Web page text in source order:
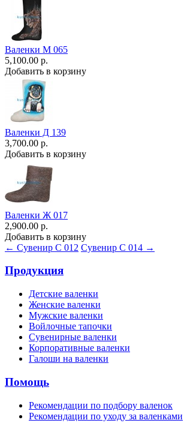
Валенки М 065
5,100.00 р.
Добавить в корзину
Валенки Д 139
3,700.00 р.
Добавить в корзину
Валенки Ж 017
2,900.00 р.
Добавить в корзину
← Сувенир С 012 Сувенир С 014 →
Продукция
Детские валенки
Женские валенки
Мужские валенки
Войлочные тапочки
Сувенирные валенки
Корпоративные валенки
Галоши на валенки
Помощь
Рекомендации по подбору валенок
Рекомендации по уходу за валенками